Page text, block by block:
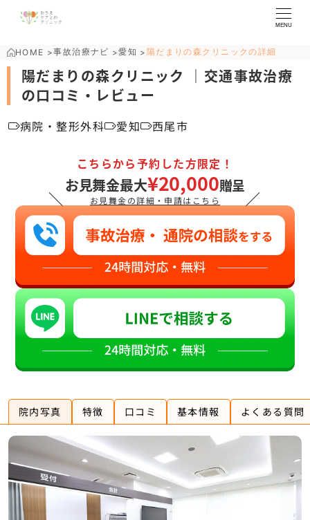
MENU
HOME >事故治療ナビ >愛知 > 陽だまりの森クリニックの詳細
陽だまりの森クリニック ｜交通事故治療
の口コミ・レビュー
病院・整形外科 愛知 西尾市
＼
こちらから予約した方限定！
お見舞金最大¥20,000贈呈
お見舞金の詳細・申請はこちら ／
院内写真 特徴 口コミ 基本情報 よくある質問